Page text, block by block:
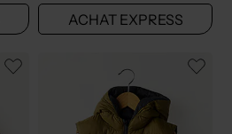
ACHAT EXPRESS